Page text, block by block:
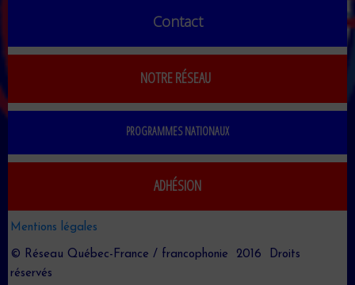
Contact
NOTRE RÉSEAU
PROGRAMMES NATIONAUX
ADHÉSION
Mentions légales
© Réseau Québec-France / francophonie 2016 Droits
réservés